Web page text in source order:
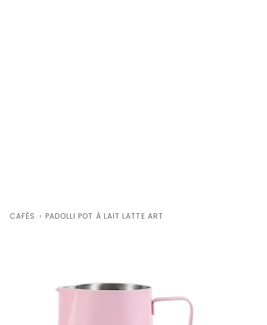
CAFÉS › PADOLLI POT À LAIT LATTE ART